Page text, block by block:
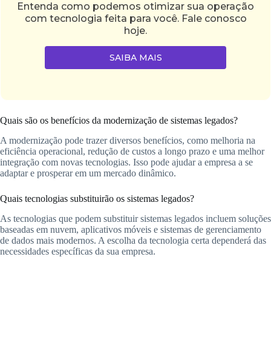
Entenda como podemos otimizar sua operação
com tecnologia feita para você. Fale conosco
hoje.
SAIBA MAIS
Quais são os benefícios da modernização de sistemas legados?
A modernização pode trazer diversos benefícios, como melhoria na
eficiência operacional, redução de custos a longo prazo e uma melhor
integração com novas tecnologias. Isso pode ajudar a empresa a se
adaptar e prosperar em um mercado dinâmico.
Quais tecnologias substituirão os sistemas legados?
As tecnologias que podem substituir sistemas legados incluem soluções
baseadas em nuvem, aplicativos móveis e sistemas de gerenciamento
de dados mais modernos. A escolha da tecnologia certa dependerá das
necessidades específicas da sua empresa.